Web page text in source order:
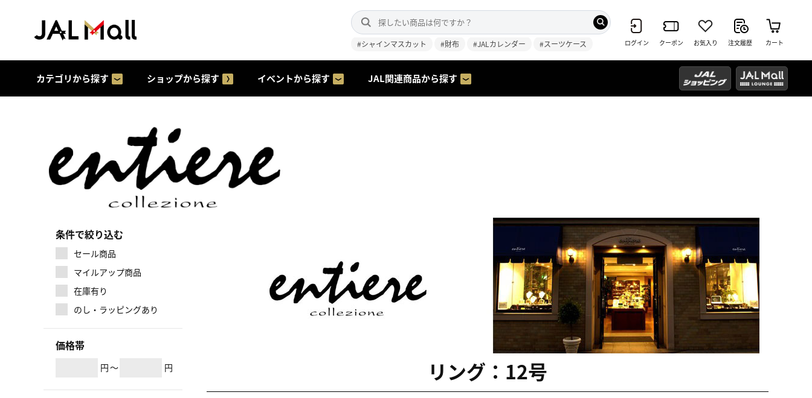
#シャインマスカット #財布 #JALカレンダー #スーツケース ログイン クーポン お気入り 注文履歴 カート
カテゴリから探す ショップから探す イベントから探す JAL関連商品から探す
マイルアップ商品
条件で絞り込む
セール商品
在庫有り
のし・ラッピングあり
価格帯
円～ 円 リング：12号